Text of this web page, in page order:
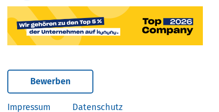
Bewerben
Impressum Datenschutz